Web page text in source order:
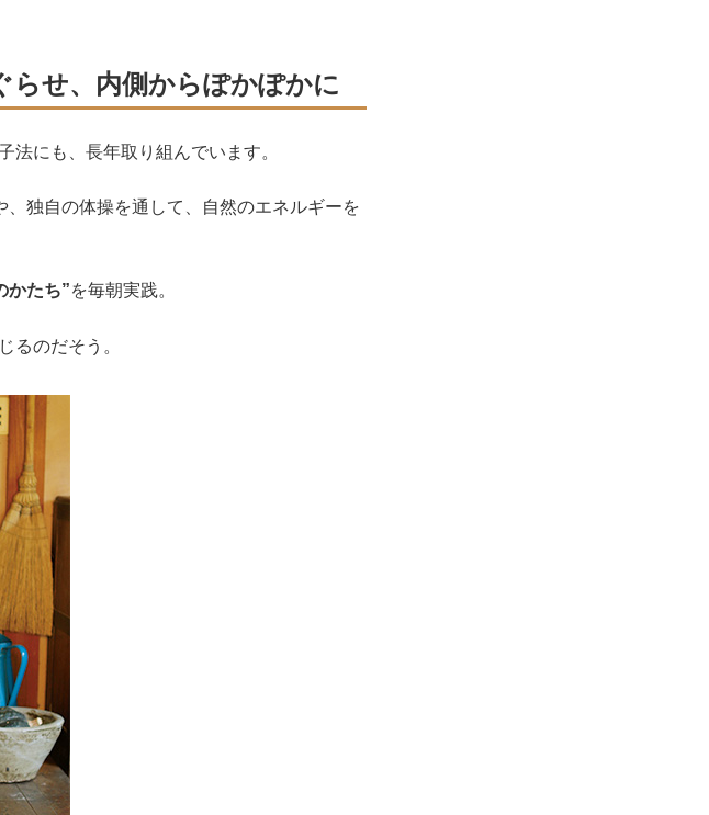
らせ、内側からぽかぽかに
法にも、長年取り組んでいます。
、独自の体操を通して、自然のエネルギーを
かたち”を毎朝実践。
るのだそう。